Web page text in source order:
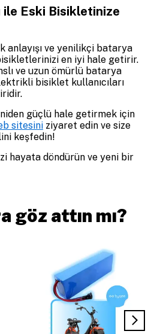
ile Eski Bisikletinize
anlayışı ve yenilikçi batarya
en iyi hale getirir.
ve uzun ömürlü batarya
bisiklet kullanıcıları
güçlü hale getirmek için
sitesini ziyaret edin ve size
keşfedin!
hayata döndürün ve yeni bir
göz attın mı?